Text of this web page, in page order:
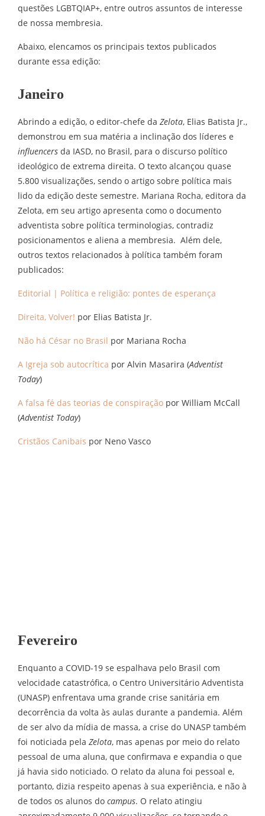
questões LGBTQIAP+, entre outros assuntos de interesse
de nossa membresia.
Abaixo, elencamos os principais textos publicados
durante essa edição:
Janeiro
Abrindo a edição, o editor-chefe da Zelota, Elias Batista Jr.,
demonstrou em sua matéria a inclinação dos líderes e
influencers da IASD, no Brasil, para o discurso político
ideológico de extrema direita. O texto alcançou quase
5.800 visualizações, sendo o artigo sobre política mais
lido da edição deste semestre. Mariana Rocha, editora da
Zelota, em seu artigo apresenta como o documento
adventista sobre política terminologias, contradiz
posicionamentos e aliena a membresia. Além dele,
outros textos relacionados à política também foram
publicados:
Editorial | Política e religião: pontes de esperança
Direita, Volver! por Elias Batista Jr.
Não há César no Brasil por Mariana Rocha
A Igreja sob autocrítica por Alvin Masarira (Adventist
Today)
A falsa fé das teorias de conspiração por William McCall
(Adventist Today)
Cristãos Canibais por Neno Vasco
Fevereiro
Enquanto a COVID-19 se espalhava pelo Brasil com
velocidade catastrófica, o Centro Universitário Adventista
(UNASP) enfrentava uma grande crise sanitária em
decorrência da volta às aulas durante a pandemia. Além
de ser alvo da mídia de massa, a crise do UNASP também
foi noticiada pela Zelota, mas apenas por meio do relato
pessoal de uma aluna, que confirmava e expandia o que
já havia sido noticiado. O relato da aluna foi pessoal e,
portanto, dizia respeito apenas à sua experiência, e não à
de todos os alunos do campus. O relato atingiu